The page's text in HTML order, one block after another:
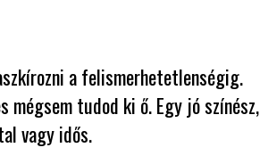
a felismerhetetlenségig.
mégsem tudod ki ő. Egy jó színész,
vagy idős.